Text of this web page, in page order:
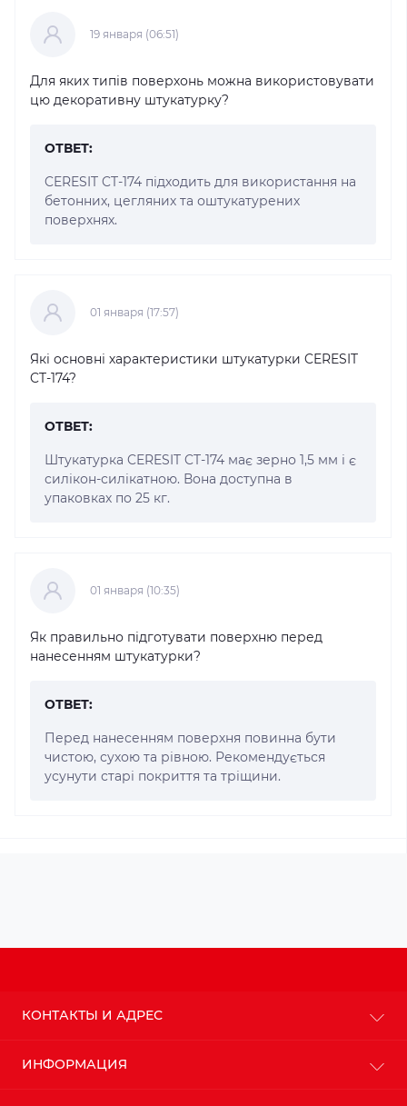
19 января (06:51)
Для яких типів поверхонь можна використовувати
цю декоративну штукатурку?
ОТВЕТ:
CERESIT CT-174 підходить для використання на
бетонних, цегляних та оштукатурених
поверхнях.
01 января (17:57)
Які основні характеристики штукатурки CERESIT
CT-174?
ОТВЕТ:
Штукатурка CERESIT CT-174 має зерно 1,5 мм і є
силікон-силікатною. Вона доступна в
упаковках по 25 кг.
01 января (10:35)
Як правильно підготувати поверхню перед
нанесенням штукатурки?
ОТВЕТ:
Перед нанесенням поверхня повинна бути
чистою, сухою та рівною. Рекомендується
усунути старі покриття та тріщини.
КОНТАКТЫ И АДРЕС
ИНФОРМАЦИЯ